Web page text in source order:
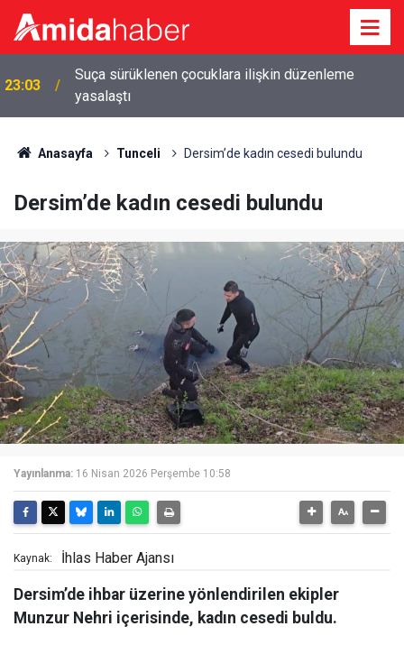
23:03
Suça sürüklenen çocuklara ilişkin düzenleme
yasalaştı
Anasayfa Tunceli Dersim’de kadın cesedi bulundu
Dersim’de kadın cesedi bulundu
Yayınlanma: 16 Nisan 2026 Perşembe 10:58
Kaynak: İhlas Haber Ajansı
Dersim’de ihbar üzerine yönlendirilen ekipler
Munzur Nehri içerisinde, kadın cesedi buldu.